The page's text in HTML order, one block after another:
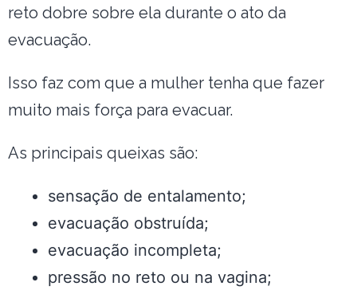
reto dobre sobre ela durante o ato da
evacuação.
Isso faz com que a mulher tenha que fazer
muito mais força para evacuar.
As principais queixas são:
sensação de entalamento;
evacuação obstruída;
evacuação incompleta;
pressão no reto ou na vagina;